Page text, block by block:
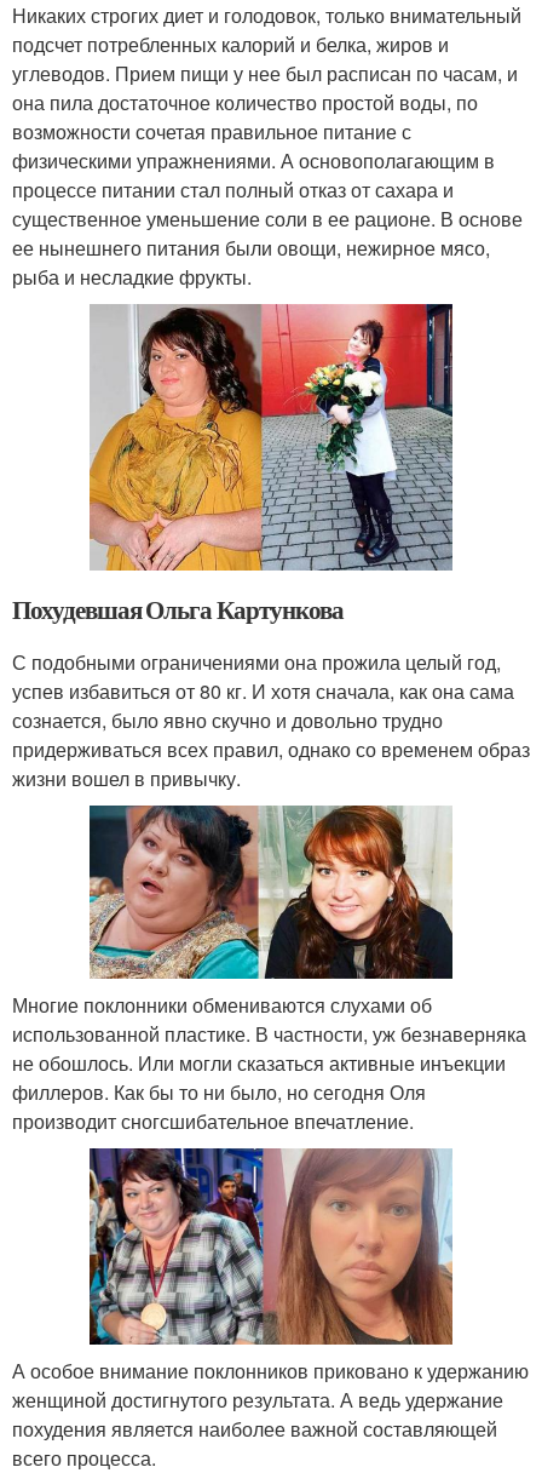
Никаких строгих диет и голодовок, только внимательный
подсчет потребленных калорий и белка, жиров и
углеводов. Прием пищи у нее был расписан по часам, и
она пила достаточное количество простой воды, по
возможности сочетая правильное питание с
физическими упражнениями. А основополагающим в
процессе питании стал полный отказ от сахара и
существенное уменьшение соли в ее рационе. В основе
ее нынешнего питания были овощи, нежирное мясо,
рыба и несладкие фрукты.
Похудевшая Ольга Картункова
С подобными ограничениями она прожила целый год,
успев избавиться от 80 кг. И хотя сначала, как она сама
сознается, было явно скучно и довольно трудно
придерживаться всех правил, однако со временем образ
жизни вошел в привычку.
Многие поклонники обмениваются слухами об
использованной пластике. В частности, уж безнаверняка
не обошлось. Или могли сказаться активные инъекции
филлеров. Как бы то ни было, но сегодня Оля
производит сногсшибательное впечатление.
А особое внимание поклонников приковано к удержанию
женщиной достигнутого результата. А ведь удержание
похудения является наиболее важной составляющей
всего процесса.